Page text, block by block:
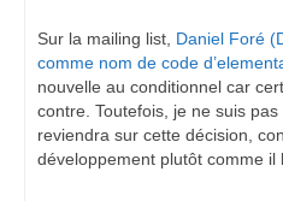
Sur la mailing list, Daniel Foré
comme nom de code
nouvelle au conditionnel car
contre. Toutefois, je ne suis
reviendra sur cette décision,
développement plutôt comme il